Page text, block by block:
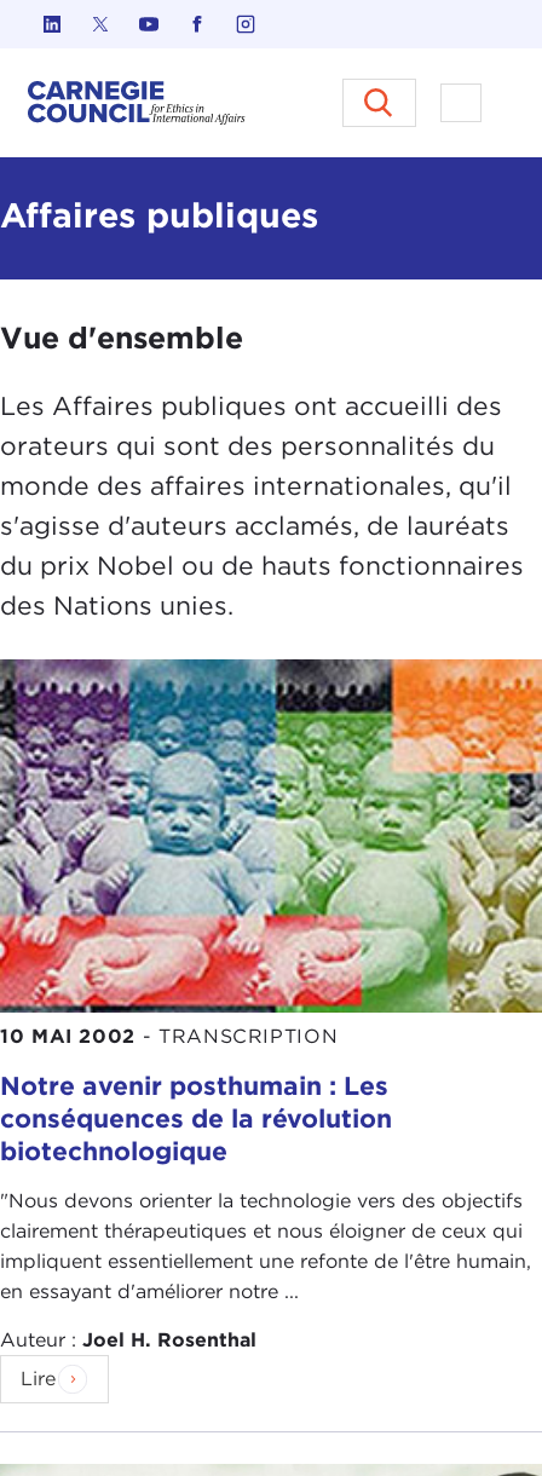
Skip to content
Carnegie Council sur
Ouvrir
Affaires publiques
Vue d'ensemble
Les Affaires publiques ont accueilli des
orateurs qui sont des personnalités du
monde des affaires internationales, qu'il
s'agisse d'auteurs acclamés, de lauréats
du prix Nobel ou de hauts fonctionnaires
des Nations unies.
10 MAI 2002 - TRANSCRIPTION
Notre avenir posthumain : Les
conséquences de la révolution
biotechnologique
"Nous devons orienter la technologie vers des objectifs
clairement thérapeutiques et nous éloigner de ceux qui
impliquent essentiellement une refonte de l'être humain,
en essayant d'améliorer notre ...
Auteur : Joel H. Rosenthal
Lire